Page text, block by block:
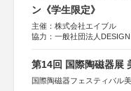
ン《学生限定》
主催：株式会社エイブル
協力：一般社団法人
運営：TOKYO COMPANY株
第14回 国際陶磁器展
国際陶磁器フェスティバル